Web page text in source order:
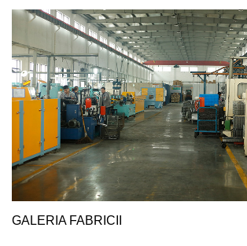
GALERIA FABRICII